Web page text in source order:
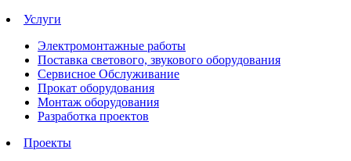
Услуги
Электромонтажные работы
Поставка светового, звукового оборудования
Сервисное Обслуживание
Прокат оборудования
Монтаж оборудования
Разработка проектов
Проекты